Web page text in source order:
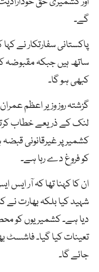
گے۔
پاکستانی سفارتکار نے
ساتھ ہیں جبکہ مقبوضہ
کبھی ہو گا۔
گزشتہ روز وزیر اعظم
لنک کے ذریعے خطاب
کشمیر پر غیرقانونی قبضہ
کو فروغ دے رہا ہے۔
ان کا کہنا تھا کہ آر
شہید کیا بلکہ بھارت نے
دیا ہے۔ کشمیریوں کو
تعینات کیا گیا۔ فاشسٹ
جائے گا۔